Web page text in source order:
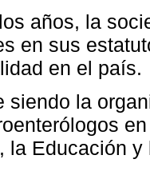
años, la
en sus
en el país.
siendo la
la Educación